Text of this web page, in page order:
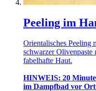
Peeling im
Orientalisches Peeling
schwarzer
fabelhafte Haut.
HINWEIS: 20
im Dampfbad vor Ort